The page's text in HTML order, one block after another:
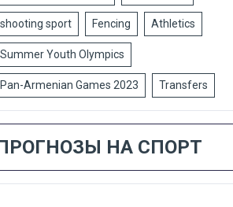
shooting sport Fencing Athletics
Summer Youth Olympics
Pan-Armenian Games 2023 Transfers
НА СПОРТ